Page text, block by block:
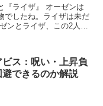
オーゼンは
でしたね。ライザは未だ
ビス：呪い・上昇負
できるのか解説